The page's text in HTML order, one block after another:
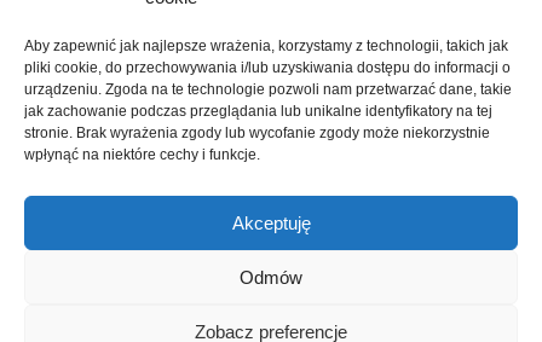
Aby zapewnić jak najlepsze wrażenia, korzystamy z technologii, takich jak
pliki cookie, do przechowywania i/lub uzyskiwania dostępu do informacji o
urządzeniu. Zgoda na te technologie pozwoli nam przetwarzać dane, takie
jak zachowanie podczas przeglądania lub unikalne identyfikatory na tej
stronie. Brak wyrażenia zgody lub wycofanie zgody może niekorzystnie
wpłynąć na niektóre cechy i funkcje.
Akceptuję
Odmów
Zobacz preferencje
O nas Polityka Prywatności Kontakt